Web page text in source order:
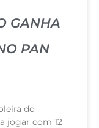
GANHA
PAN
do
jogar com 12